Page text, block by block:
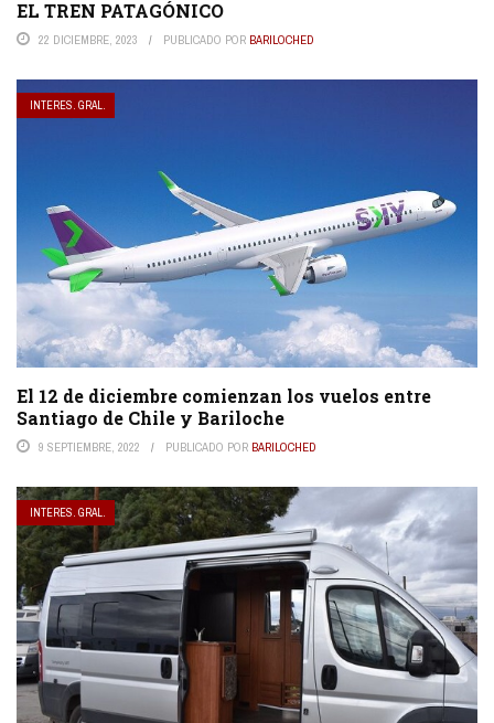
EL TREN PATAGÓNICO
22 DICIEMBRE, 2023 PUBLICADO POR BARILOCHED
INTERES. GRAL.
El 12 de diciembre comienzan los vuelos entre
Santiago de Chile y Bariloche
9 SEPTIEMBRE, 2022 PUBLICADO POR BARILOCHED
INTERES. GRAL.